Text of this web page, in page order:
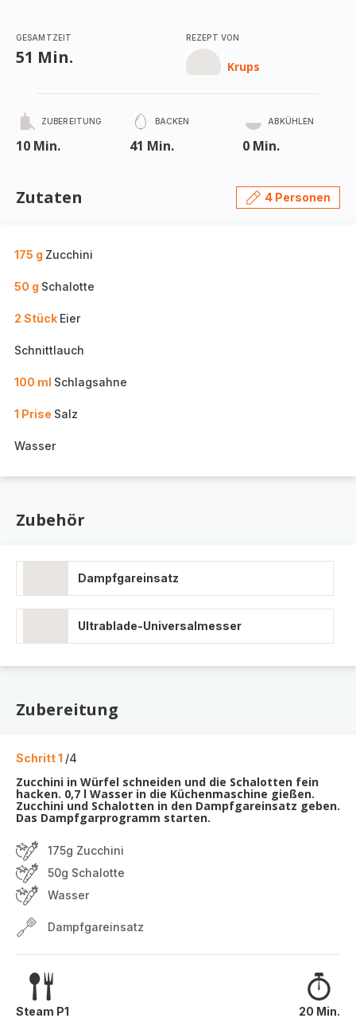
GESAMTZEIT
51 Min.
REZEPT VON
Krups
ZUBEREITUNG
10 Min.
BACKEN
41 Min.
ABKÜHLEN
0 Min.
Zutaten 4 Personen
175 g Zucchini
50 g Schalotte
2 Stück Eier
Schnittlauch
100 ml Schlagsahne
1 Prise Salz
Wasser
Zubehör
Dampfgareinsatz
Ultrablade-Universalmesser
Zubereitung
Schritt 1 /4
Zucchini in Würfel schneiden und die Schalotten fein
hacken. 0,7 l Wasser in die Küchenmaschine gießen.
Zucchini und Schalotten in den Dampfgareinsatz geben.
Das Dampfgarprogramm starten.
175g Zucchini
50g Schalotte
Wasser
Dampfgareinsatz
Steam P1 20 Min.